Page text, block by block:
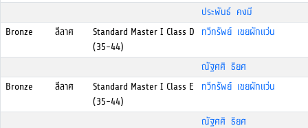
ประพันธ์ คงมี
Bronze
ลีลาศ
Standard Master I Class D
(35-44)
ทวีทรัพย์ เขยผักแว่น
ณัฐศศิ ธิยศ
Bronze
ลีลาศ
Standard Master I Class E
(35-44)
ทวีทรัพย์ เขยผักแว่น
ณัฐศศิ ธิยศ